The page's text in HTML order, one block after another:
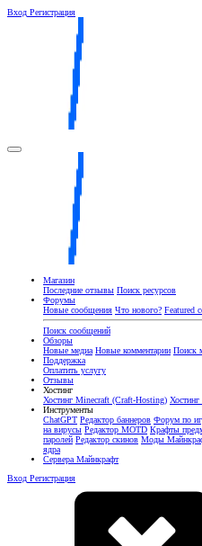
Вход Регистрация
Магазин
Последние отзывы Поиск ресурсов
Форумы
Новые сообщения Что нового? Featured
Поиск сообщений
Обзоры
Новые медиа Новые комментарии Поиск
Поддержка
Оплатить услугу
Отзывы
Хостинг
Хостинг Minecraft (Craft-Hosting)
Инструменты
ChatGPT Редактор баннеров Форум по
на вирусы Редактор MOTD Крафты
паролей Редактор скинов Моды
ядра
Сервера Майнкрафт
Вход Регистрация